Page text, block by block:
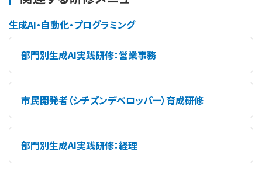
生成AI・自動化・プログラミング
部門別生成AI実践研修：営業事務
市民開発者（シチズンデベロッパー）育成研修
部門別生成AI実践研修：経理